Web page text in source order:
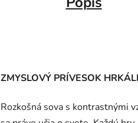
ZMYSLOVÝ PRÍVESOK
Rozkošná sova s kontrastnými